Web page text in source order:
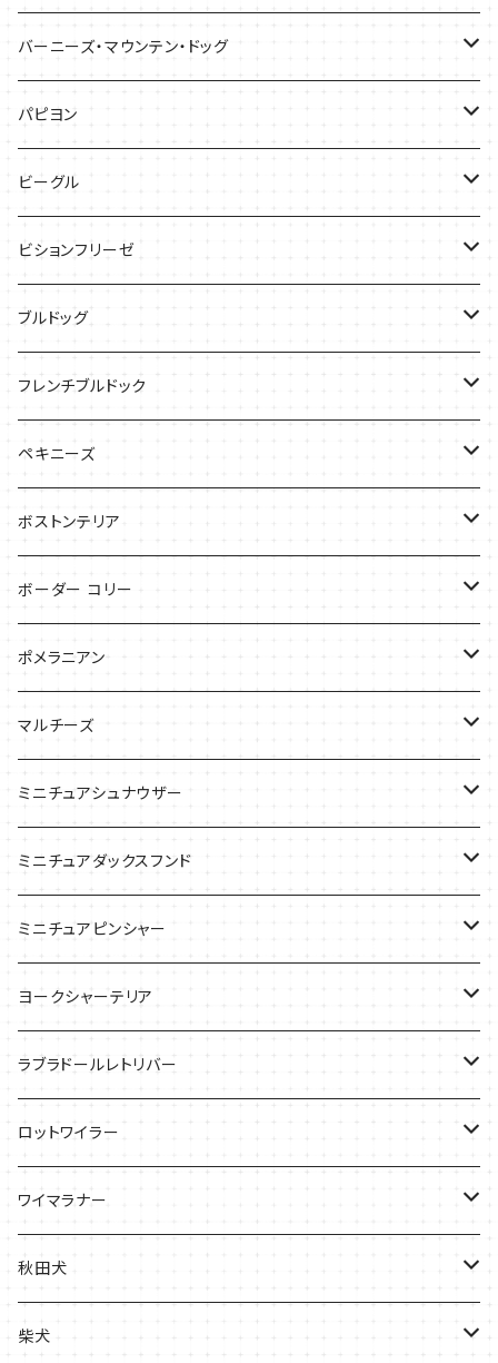
ケース
バッグ
雑貨
Tシャツ
バッグ
バーニーズ・マウンテン・ドッグ
Tシャツ
バッグ
ケース
パピヨン
ケース
バッグ
ビーグル
Tシャツ
ケース
バッグ
ビションフリーゼ
Tシャツ
バッグ
ケース
ブルドッグ
Tシャツ
バッグ
ケース
フレンチブルドック
バッグ
ケース
ペキニーズ
ケース
Tシャツ
バッグ
ボストンテリア
Tシャツ
バッグ
ケース
ボーダー コリー
Tシャツ
バッグ
ケース
ポメラニアン
Tシャツ
ケース
バッグ
マルチーズ
ケース
ミニチュアシュナウザー
Tシャツ
バッグ
ケース
ミニチュアダックスフンド
Ｔシャツ
バッグ
雑貨
ケース
ミニチュアピンシャー
ケース
ヨークシャーテリア
Tシャツ
バッグ
ケース
ラブラドールレトリバー
Ｔシャツ
バッグ
ケース
ロットワイラー
Tシャツ
バッグ
ケース
ワイマラナー
Tシャツ
バッグ
秋田犬
バッグ
柴犬